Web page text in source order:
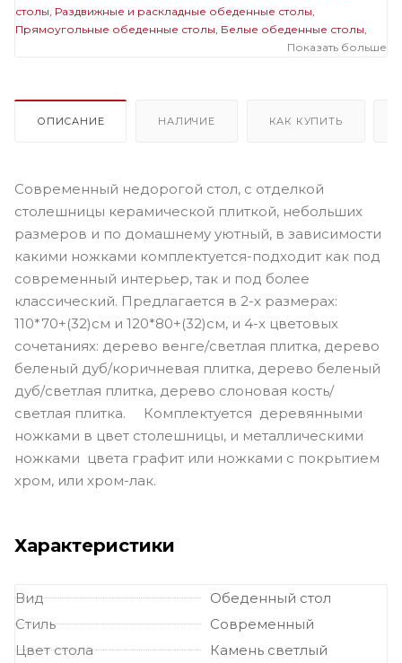
столы Раздвижные и раскладные обеденные столы
Прямоугольные обеденные столы Белые обеденные столы
Стеклянные
прямоугольные столы
Прямоугольные белые столы
Показать больше
ОПИСАНИЕ НАЛИЧИЕ КАК КУПИТЬ
Современный недорогой стол, с отделкой
столешницы керамической плиткой, небольших
размеров и по домашнему уютный, в зависимости
какими ножками комплектуется-подходит как под
современный интерьер, так и под более
классический. Предлагается в 2-х размерах:
110*70+(32)см и 120*80+(32)см, и 4-х цветовых
сочетаниях: дерево венге/светлая плитка, дерево
беленый дуб/коричневая плитка, дерево беленый
дуб/светлая плитка, дерево слоновая кость/
светлая плитка. Комплектуется деревянными
ножками в цвет столешницы, и металлическими
ножками цвета графит или ножками с покрытием
хром, или хром-лак.
Характеристики
Вид
Обеденный стол
Стиль
Современный
Цвет стола
Камень светлый